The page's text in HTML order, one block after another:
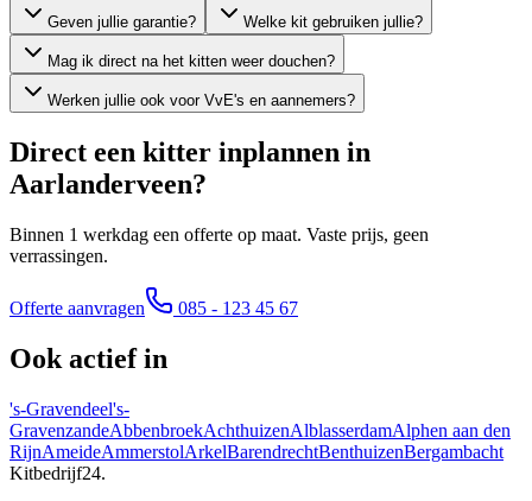
Geven jullie garantie? Welke kit gebruiken jullie?
Mag ik direct na het kitten weer douchen?
Werken jullie ook voor VvE's en aannemers?
Direct een kitter inplannen in
Aarlanderveen?
Binnen 1 werkdag een offerte op maat. Vaste prijs, geen
verrassingen.
Offerte aanvragen 085 - 123 45 67
Ook actief in
's-Gravendeel's-
GravenzandeAbbenbroekAchthuizenAlblasserdamAlphen aan den
RijnAmeideAmmerstolArkelBarendrechtBenthuizenBergambacht
Kitbedrijf24.